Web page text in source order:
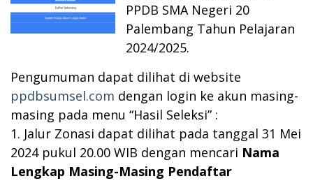
PPDB SMA Negeri 20
Palembang Tahun Pelajaran
2024/2025.
Pengumuman dapat dilihat di website
ppdbsumsel.com dengan login ke akun masing-
masing pada menu “Hasil Seleksi” :
1. Jalur Zonasi dapat dilihat pada tanggal 31 Mei
2024 pukul 20.00 WIB dengan mencari Nama
Lengkap Masing-Masing Pendaftar